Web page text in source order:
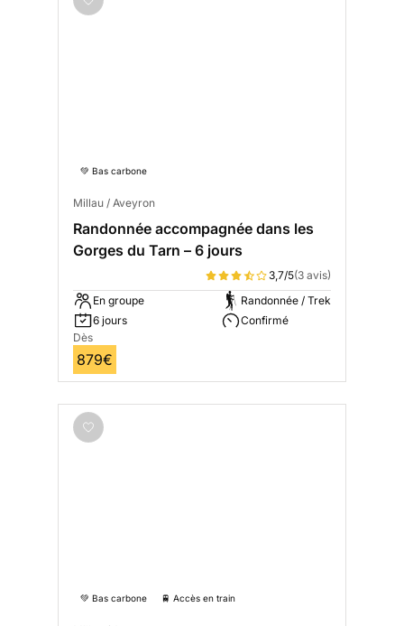
💚 Bas carbone
Millau / Aveyron
Randonnée accompagnée dans les
Gorges du Tarn – 6 jours
3,7/5(3 avis)
En groupe
6 jours
Randonnée / Trek
Confirmé
Dès
879€
💚 Bas carbone 🚆 Accès en train